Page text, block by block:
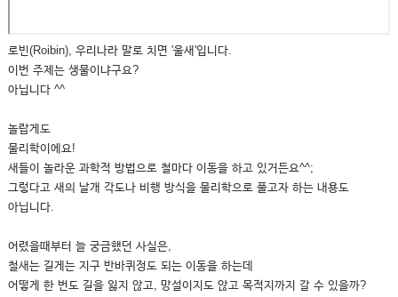
로빈(Roibin), 우리나라 말로 치면 '울새'입니다.
이번 주제는 생물이냐구요?
아닙니다 ^^
놀랍게도
물리학이에요!
새들이 놀라운 과학적 방법으로 철마다 이동을 하고 있거든요^^;
그렇다고 새의 날개 각도나 비행 방식을 물리학으로 풀고자 하는 내용도
아닙니다.
어렸을때부터 늘 궁금했던 사실은,
철새는 길게는 지구 반바퀴정도 되는 이동을 하는데
어떻게 한 번도 길을 잃지 않고, 망설이지도 않고 목적지까지 갈 수 있을까?